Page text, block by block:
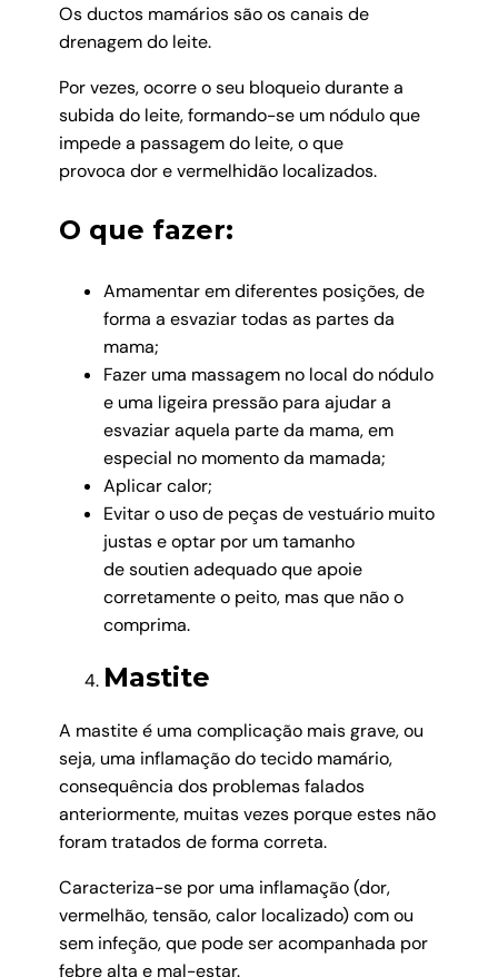
Os ductos mamários são os canais de
drenagem do leite.
Por vezes, ocorre o seu bloqueio durante a
subida do leite, formando-se um nódulo que
impede a passagem do leite, o que
provoca dor e vermelhidão localizados.
O que fazer:
Amamentar em diferentes posições, de
forma a esvaziar todas as partes da
mama;
Fazer uma massagem no local do nódulo
e uma ligeira pressão para ajudar a
esvaziar aquela parte da mama, em
especial no momento da mamada;
Aplicar calor;
Evitar o uso de peças de vestuário muito
justas e optar por um tamanho
de soutien adequado que apoie
corretamente o peito, mas que não o
comprima.
Mastite
A mastite é uma complicação mais grave, ou
seja, uma inflamação do tecido mamário,
consequência dos problemas falados
anteriormente, muitas vezes porque estes não
foram tratados de forma correta.
Caracteriza-se por uma inflamação (dor,
vermelhão, tensão, calor localizado) com ou
sem infeção, que pode ser acompanhada por
febre alta e mal-estar.